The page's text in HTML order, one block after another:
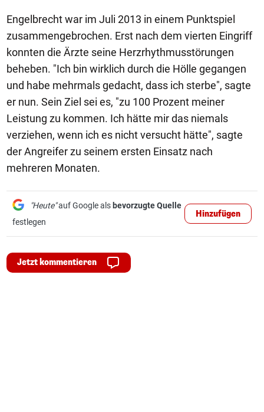
Engelbrecht war im Juli 2013 in einem Punktspiel
zusammengebrochen. Erst nach dem vierten Eingriff
konnten die Ärzte seine Herzrhythmusstörungen
beheben. "Ich bin wirklich durch die Hölle gegangen
und habe mehrmals gedacht, dass ich sterbe", sagte
er nun. Sein Ziel sei es, "zu 100 Prozent meiner
Leistung zu kommen. Ich hätte mir das niemals
verziehen, wenn ich es nicht versucht hätte", sagte
der Angreifer zu seinem ersten Einsatz nach
mehreren Monaten.
"Heute"auf Google als bevorzugte Quelle
festlegen
Hinzufügen
Jetzt kommentieren